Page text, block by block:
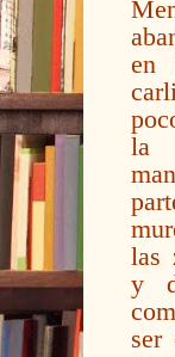
en
la
las
y
ser